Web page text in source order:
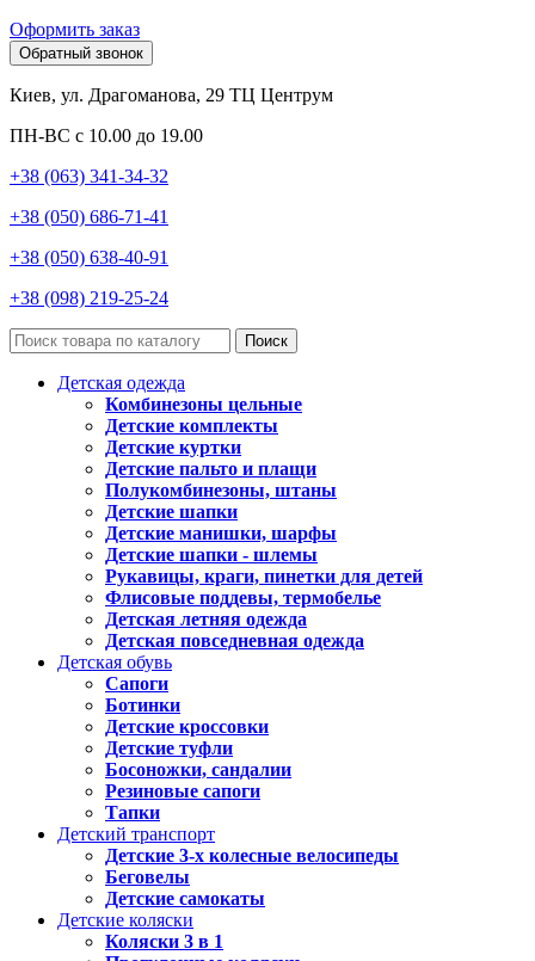
Оформить заказ
Обратный звонок
Киев, ул. Драгоманова, 29 ТЦ Центрум
ПН-ВС с 10.00 до 19.00
+38 (063) 341-34-32
+38 (050) 686-71-41
+38 (050) 638-40-91
+38 (098) 219-25-24
Поиск
Детская одежда
Комбинезоны цельные
Детские комплекты
Детские куртки
Детские пальто и плащи
Полукомбинезоны, штаны
Детские шапки
Детские манишки, шарфы
Детские шапки - шлемы
Рукавицы, краги, пинетки для детей
Флисовые поддевы, термобелье
Детская летняя одежда
Детская повседневная одежда
Детская обувь
Сапоги
Ботинки
Детские кроссовки
Детские туфли
Босоножки, сандалии
Резиновые сапоги
Тапки
Детский транспорт
Детские 3-х колесные велосипеды
Беговелы
Детские самокаты
Детские коляски
Коляски 3 в 1